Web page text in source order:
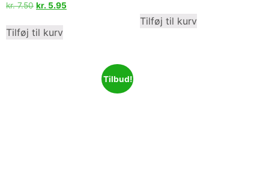
kr.7.50 kr. 5.95
Tilføj til kurv
Tilføj til kurv
Tilbud!